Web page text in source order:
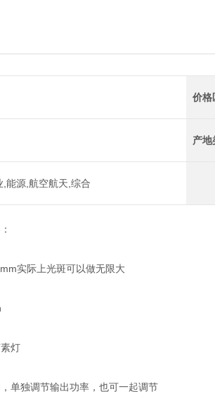
价格
产地
,能源,航空航天,综合
实际上光斑可以做无限大
灯
独调节输出功率，也可一起调节